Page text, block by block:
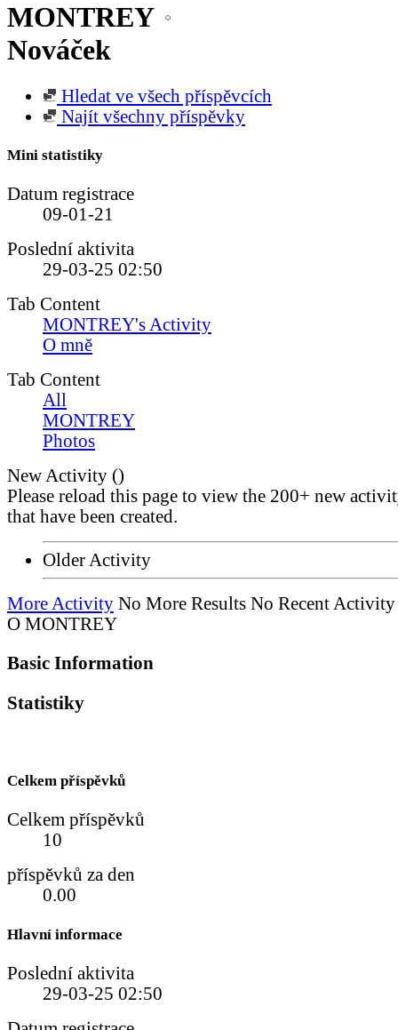
MONTREY
Nováček
Hledat ve všech příspěvcích
Najít všechny příspěvky
Mini statistiky
Datum registrace
09-01-21
Poslední aktivita
29-03-25 02:50
Tab Content
MONTREY's Activity
O mně
Tab Content
All
MONTREY
Photos
New Activity ()
Please reload this page to view the 200+ new
that have been created.
Older Activity
More Activity No More Results No Recent Activity
O MONTREY
Basic Information
Statistiky
Celkem příspěvků
Celkem příspěvků
10
příspěvků za den
0.00
Hlavní informace
Poslední aktivita
29-03-25 02:50